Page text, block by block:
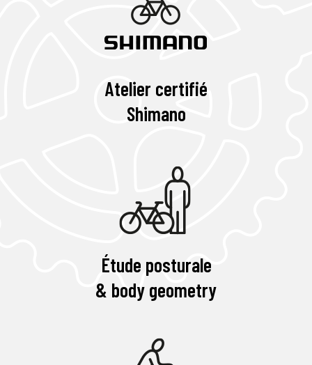
Atelier certifié
Shimano
Étude posturale
& body geometry